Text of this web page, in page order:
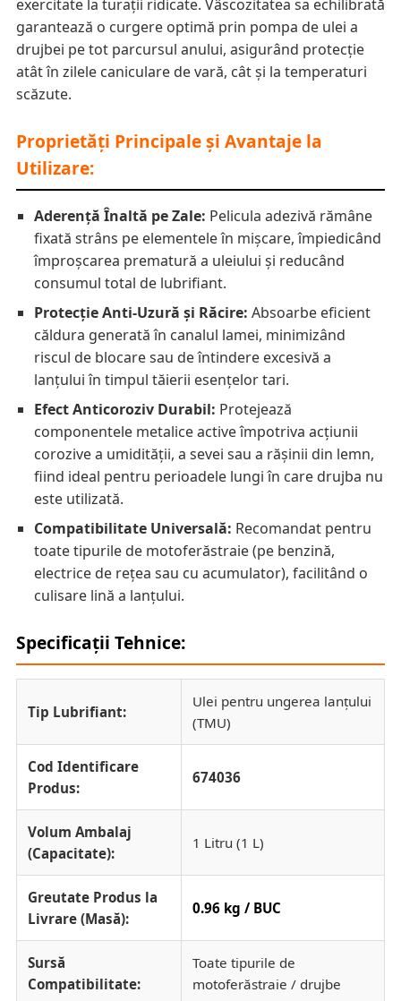
exercitate la turații ridicate. Vâscozitatea sa echilibrată
garantează o curgere optimă prin pompa de ulei a
drujbei pe tot parcursul anului, asigurând protecție
atât în zilele caniculare de vară, cât și la temperaturi
scăzute.
Proprietăți Principale și Avantaje la
Utilizare:
Aderență Înaltă pe Zale: Pelicula adezivă rămâne
fixată strâns pe elementele în mișcare, împiedicând
împroșcarea prematură a uleiului și reducând
consumul total de lubrifiant.
Protecție Anti-Uzură și Răcire: Absoarbe eficient
căldura generată în canalul lamei, minimizând
riscul de blocare sau de întindere excesivă a
lanțului în timpul tăierii esențelor tari.
Efect Anticoroziv Durabil: Protejează
componentele metalice active împotriva acțiunii
corozive a umidității, a sevei sau a rășinii din lemn,
fiind ideal pentru perioadele lungi în care drujba nu
este utilizată.
Compatibilitate Universală: Recomandat pentru
toate tipurile de motoferăstraie (pe benzină,
electrice de rețea sau cu acumulator), facilitând o
culisare lină a lanțului.
Specificații Tehnice:
Tip Lubrifiant:
Ulei pentru ungerea lanțului
(TMU)
Cod Identificare
Produs:
674036
Volum Ambalaj
(Capacitate):
1 Litru (1 L)
Greutate Produs la
Livrare (Masă):
0.96 kg / BUC
Sursă
Compatibilitate:
Toate tipurile de
motoferăstraie / drujbe